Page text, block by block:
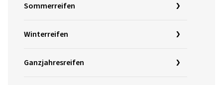
Sommerreifen
Winterreifen
Ganzjahresreifen